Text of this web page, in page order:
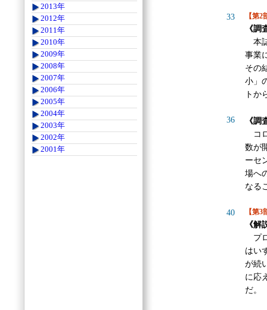
33 【第
《調
本
事業
その
小」
トか
36
《調
コ
数が
ーセ
場へ
なる
40 【第
《解
プ
はい
が続
に応
だ。
2013年
2012年
2011年
2010年
2009年
2008年
2007年
2006年
2005年
2004年
2003年
2002年
2001年